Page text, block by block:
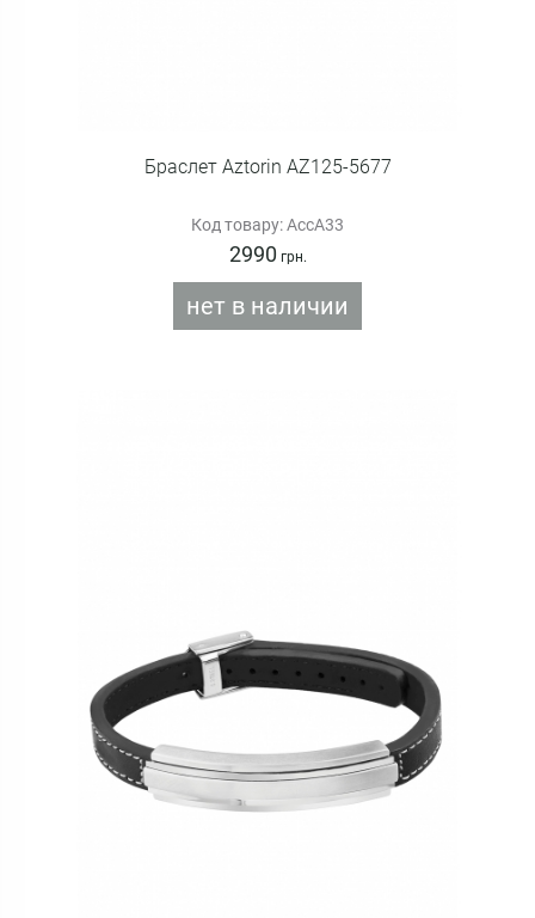
Браслет Aztorin AZ125-5677
Код товару: AccA33
2990 грн.
нет в наличии